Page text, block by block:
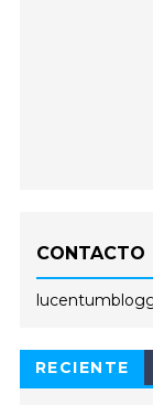
CONTACTO
RECIENTE